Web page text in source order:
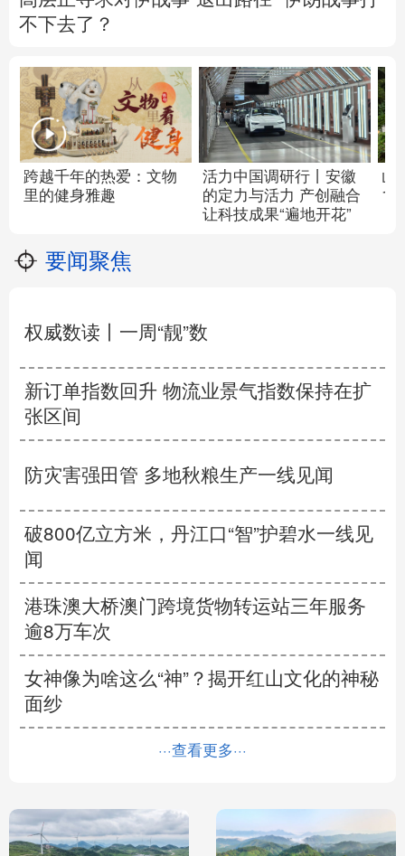
不下去了？
跨越千年的热爱：文物
里的健身雅趣
活力中国调研行丨 安徽
的定力与活力 产创融合
让科技成果“遍地开花”
山
10
要闻聚焦
权威数读丨一周“靓”数
新订单指数回升 物流业景气指数保持在扩
张区间
防灾害强田管 多地秋粮生产一线见闻
破800亿立方米，丹江口“智”护碧水一线见
闻
港珠澳大桥澳门跨境货物转运站三年服务
逾8万车次
女神像为啥这么“神”？揭开红山文化的神秘
面纱
···查看更多···